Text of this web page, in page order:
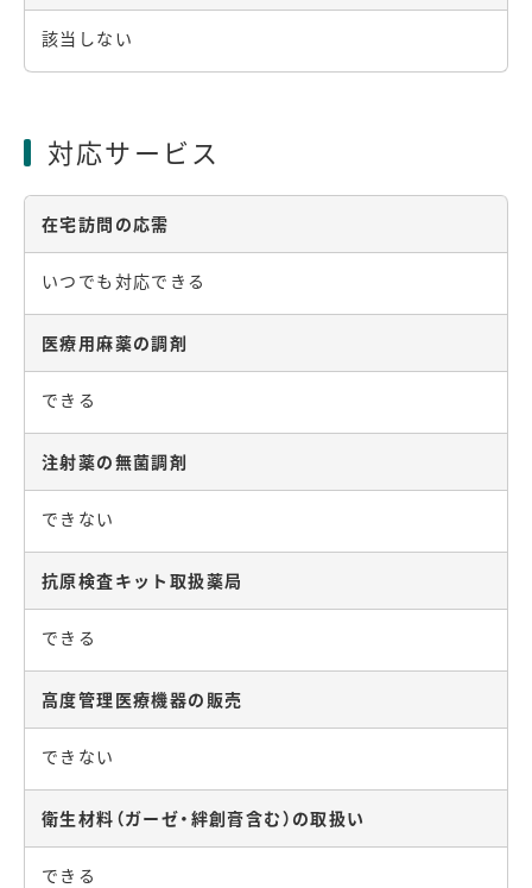
該当しない
対応サービス
在宅訪問の応需
いつでも対応できる
医療用麻薬の調剤
できる
注射薬の無菌調剤
できない
抗原検査キット取扱薬局
できる
高度管理医療機器の販売
できない
衛生材料（ガーゼ・絆創膏含む）の取扱い
できる